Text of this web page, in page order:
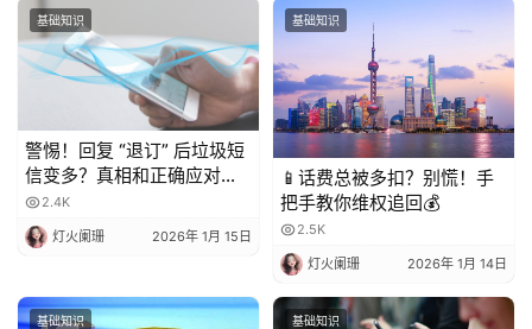
基础知识
警惕！回复 “退订” 后垃圾短
信变多？真相和正确应对方
法都在这
2.4K
灯火阑珊 2026年 1月 15日
基础知识
📱话费总被多扣？别慌！手
把手教你维权追回💰
2.5K
灯火阑珊 2026年 1月 14日
基础知识 基础知识